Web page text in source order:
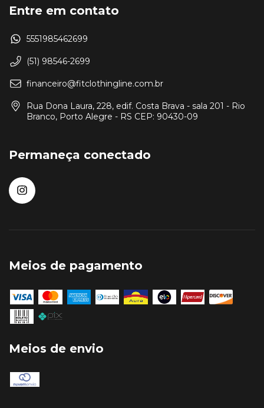
Entre em contato
5551985462699
(51) 98546-2699
financeiro@fitclothingline.com.br
Rua Dona Laura, 228, edif. Costa Brava - sala 201 - Rio
Branco, Porto Alegre - RS CEP: 90430-09
Permaneça conectado
Meios de pagamento
Meios de envio